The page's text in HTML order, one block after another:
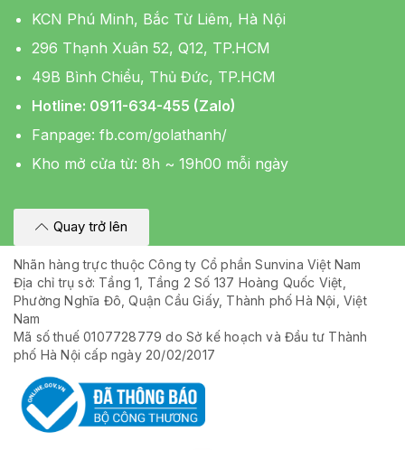
KCN Phú Minh, Bắc Từ Liêm, Hà Nội
296 Thạnh Xuân 52, Q12, TP.HCM
49B Bình Chiểu, Thủ Đức, TP.HCM
Hotline: 0911-634-455 (Zalo)
Fanpage: fb.com/golathanh/
Kho mở cửa từ: 8h ~ 19h00 mỗi ngày
Quay trở lên
Nhãn hàng trực thuộc Công ty Cổ phần Sunvina Việt Nam
Địa chỉ trụ sở: Tầng 1, Tầng 2 Số 137 Hoàng Quốc Việt,
Phường Nghĩa Đô, Quận Cầu Giấy, Thành phố Hà Nội, Việt
Nam
Mã số thuế 0107728779 do Sở kế hoạch và Đầu tư Thành
phố Hà Nội cấp ngày 20/02/2017